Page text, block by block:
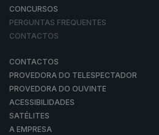
CONCURSOS
PERGUNTAS FREQUENTES
CONTACTOS
CONTACTOS
PROVEDORA DO TELESPECTADOR
PROVEDORA DO OUVINTE
ACESSIBILIDADES
SATÉLITES
A EMPRESA